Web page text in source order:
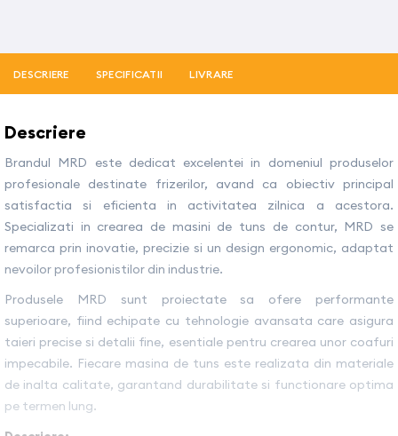
DESCRIERE SPECIFICATII LIVRARE
Descriere
Brandul MRD este dedicat excelentei in domeniul produselor
profesionale destinate frizerilor, avand ca obiectiv principal
satisfactia si eficienta in activitatea zilnica a acestora.
Specializati in crearea de masini de tuns de contur, MRD se
remarca prin inovatie, precizie si un design ergonomic, adaptat
nevoilor profesionistilor din industrie.
Produsele MRD sunt proiectate sa ofere performante
superioare, fiind echipate cu tehnologie avansata care asigura
taieri precise si detalii fine, esentiale pentru crearea unor coafuri
impecabile. Fiecare masina de tuns este realizata din materiale
de inalta calitate, garantand durabilitate si functionare optima
pe termen lung.